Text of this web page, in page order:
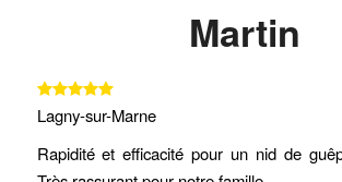
Martin
Lagny-sur-Marne
Rapidité et efficacité pour un nid de